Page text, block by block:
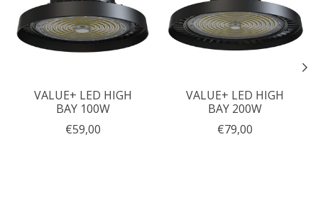
VALUE+ LED HIGH
BAY 100W
€59,00
VALUE+ LED HIGH
BAY 200W
€79,00